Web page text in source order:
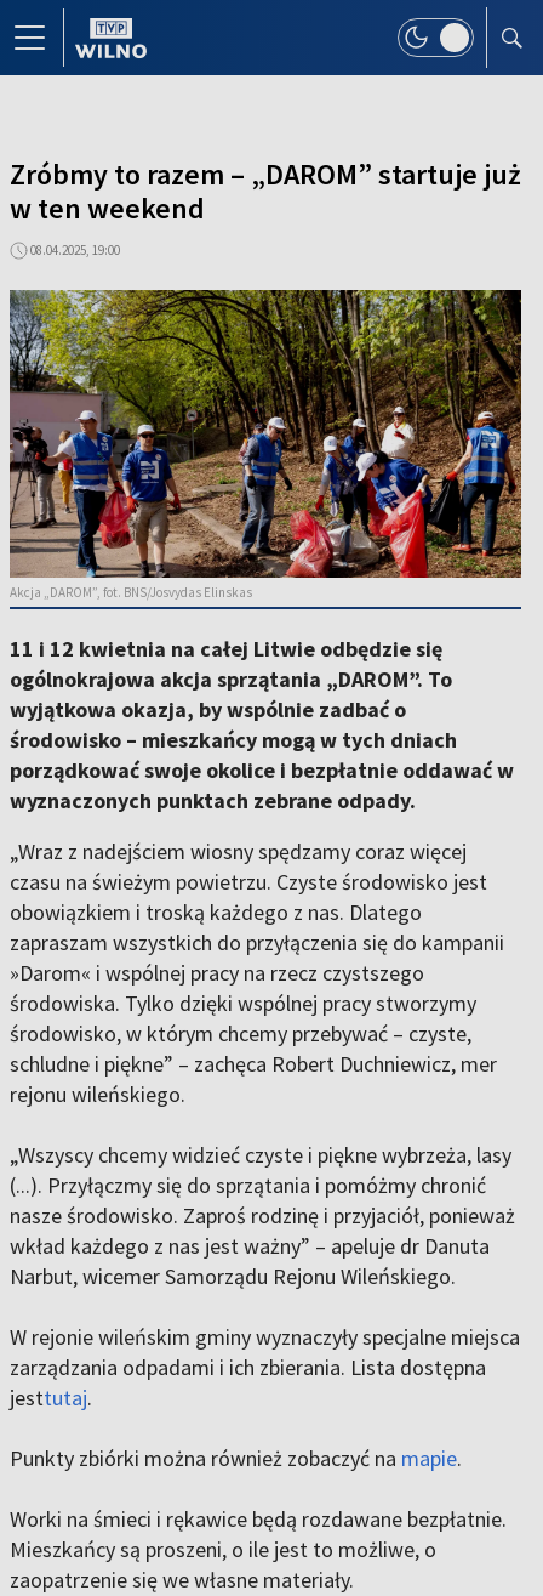
Zróbmy to razem – „DAROM” startuje już
w ten weekend
08.04.2025, 19:00
Akcja „DAROM”, fot. BNS/Josvydas Elinskas
11 i 12 kwietnia na całej Litwie odbędzie się
ogólnokrajowa akcja sprzątania „DAROM”. To
wyjątkowa okazja, by wspólnie zadbać o
środowisko – mieszkańcy mogą w tych dniach
porządkować swoje okolice i bezpłatnie oddawać w
wyznaczonych punktach zebrane odpady.
„Wraz z nadejściem wiosny spędzamy coraz więcej
czasu na świeżym powietrzu. Czyste środowisko jest
obowiązkiem i troską każdego z nas. Dlatego
zapraszam wszystkich do przyłączenia się do kampanii
»Darom« i wspólnej pracy na rzecz czystszego
środowiska. Tylko dzięki wspólnej pracy stworzymy
środowisko, w którym chcemy przebywać – czyste,
schludne i piękne” – zachęca Robert Duchniewicz, mer
rejonu wileńskiego.
„Wszyscy chcemy widzieć czyste i piękne wybrzeża, lasy
(...). Przyłączmy się do sprzątania i pomóżmy chronić
nasze środowisko. Zaproś rodzinę i przyjaciół, ponieważ
wkład każdego z nas jest ważny” – apeluje dr Danuta
Narbut, wicemer Samorządu Rejonu Wileńskiego.
W rejonie wileńskim gminy wyznaczyły specjalne miejsca
zarządzania odpadami i ich zbierania. Lista dostępna
jesttutaj.
Punkty zbiórki można również zobaczyć na mapie.
Worki na śmieci i rękawice będą rozdawane bezpłatnie.
Mieszkańcy są proszeni, o ile jest to możliwe, o
zaopatrzenie się we własne materiały.